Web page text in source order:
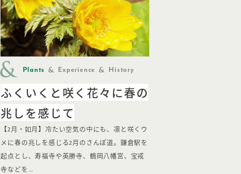
Plants Experience History
ふくいくと咲く花々に春の
兆しを感じて
【2月・如月】冷たい空気の中にも、凛と咲くウ
メに春の兆しを感じる2月のさんぽ道。鎌倉駅を
起点とし、寿福寺や英勝寺、鶴岡八幡宮、宝戒
寺などを…